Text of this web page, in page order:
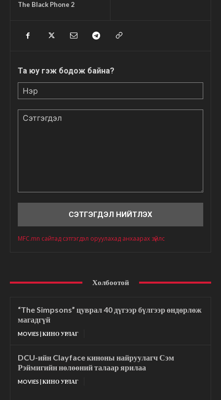
The Black Phone 2
Та юу гэж бодож байна?
MFC.mn сайтад сэтгэгдэл оруулахад анхаарах зүйлс
Холбоотой
“The Simpsons” цуврал 40 дүгээр бүлгээр өндөрлөж
магадгүй
MOVIES | КИНО УРЛАГ
DCU-ийн Clayface киноны найруулагч Сэм
Рэймигийн нөлөөний талаар ярилаа
MOVIES | КИНО УРЛАГ